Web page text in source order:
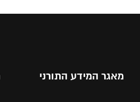
מאגר המידע התורני